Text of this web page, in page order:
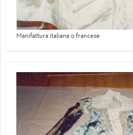
Manifattura italiana o francese